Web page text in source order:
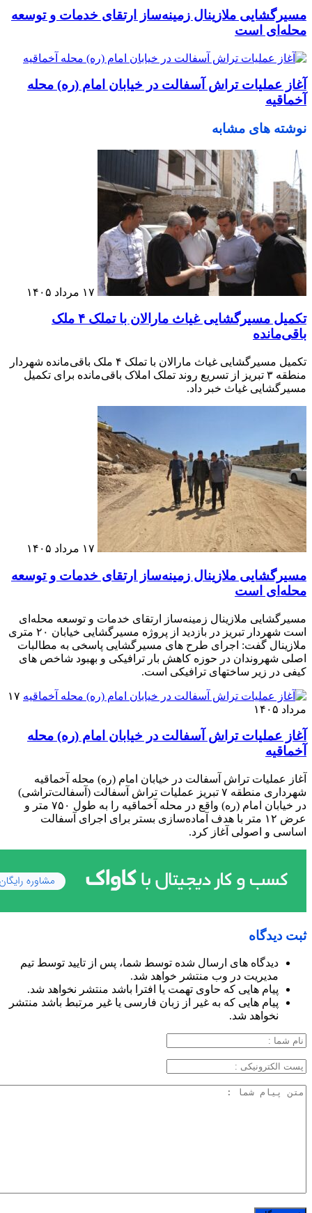
مسیرگشایی ملازینال زمینه‌ساز ارتقای خدمات و توسعه
محله‌ای است
آغاز عملیات تراش آسفالت در خیابان امام (ره) محله
آخماقیه
نوشته های مشابه
۱۷ مرداد ۱۴۰۵
تکمیل مسیرگشایی غیاث مارالان با تملک ۴ ملک
باقی‌مانده
تکمیل مسیرگشایی غیاث مارالان با تملک ۴ ملک باقی‌مانده شهردار
منطقه ۳ تبریز از تسریع روند تملک املاک باقی‌مانده برای تکمیل
مسیرگشایی غیاث خبر داد.
۱۷ مرداد ۱۴۰۵
مسیرگشایی ملازینال زمینه‌ساز ارتقای خدمات و توسعه
محله‌ای است
مسیرگشایی ملازینال زمینه‌ساز ارتقای خدمات و توسعه محله‌ای
است شهردار تبریز در بازدید از پروژه مسیرگشایی خیابان ۲۰ متری
ملازینال گفت: اجرای طرح های مسیرگشایی پاسخی به مطالبات
اصلی شهروندان در حوزه کاهش بار ترافیکی و بهبود شاخص های
کیفی در زیر ساختهای ترافیکی است.
۱۷
مرداد ۱۴۰۵
آغاز عملیات تراش آسفالت در خیابان امام (ره) محله
آخماقیه
آغاز عملیات تراش آسفالت در خیابان امام (ره) محله آخماقیه
شهرداری منطقه ۷ تبریز عملیات تراش آسفالت (آسفالت‌تراشی)
در خیابان امام (ره) واقع در محله آخماقیه را به طول ۷۵۰ متر و
عرض ۱۲ متر با هدف آماده‌سازی بستر برای اجرای آسفالت
اساسی و اصولی آغاز کرد.
ثبت دیدگاه
دیدگاه های ارسال شده توسط شما، پس از تایید توسط تیم
مدیریت در وب منتشر خواهد شد.
پیام هایی که حاوی تهمت یا افترا باشد منتشر نخواهد شد.
پیام هایی که به غیر از زبان فارسی یا غیر مرتبط باشد منتشر
نخواهد شد.